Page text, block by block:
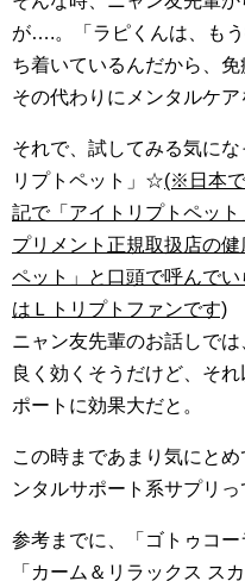
が….。「ラピくんは、も
ち着いているんだから、免
その代わりにメンタルケア
それで、試してみる気に
リプトペット」☆(※日本
記で「アイトリプトペッ
プリメント正規取扱店の
ペット」と口頭で呼んで
はＬトリプトファンです)
ニャン友先輩のお話しで
良く効くそうだけど、そ
ポートに効果大だと。
この時まであまり気にと
ンタルサポート系サプリ
参考までに、「ゴトゥコー
「カーム＆リラックス ス